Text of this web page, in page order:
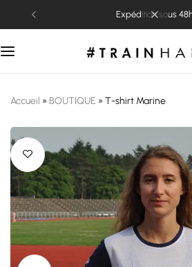
expédition sous
Accueil » BOUTIQUE » T-shirt Marine